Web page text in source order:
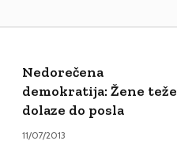
Nedorečena
demokratija: Žene teže
dolaze do posla
11/07/2013